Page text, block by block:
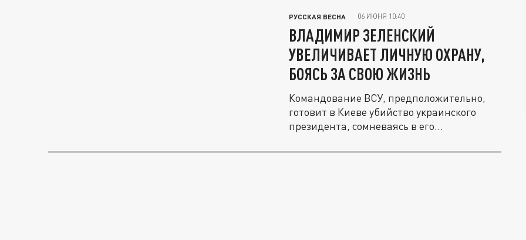
РУССКАЯ ВЕСНА 06 ИЮНЯ 10:40
ВЛАДИМИР ЗЕЛЕНСКИЙ
УВЕЛИЧИВАЕТ ЛИЧНУЮ ОХРАНУ,
БОЯСЬ ЗА СВОЮ ЖИЗНЬ
Командование ВСУ, предположительно,
готовит в Киеве убийство украинского
президента, сомневаясь в его...